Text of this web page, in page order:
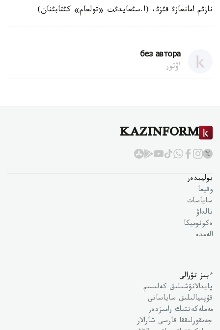
نازئم امانعازئ قئزئ، (ا.سئعايدئث «تولعام» كئتابئنان)
без автора
اۆتور
KAZINFORM
بوليمدەر
وقيعا
ساياسات
تالداۋ
ەكونوميكا
الەمدە
ءبىز تۋرالى
پايدالانۋشىلىق كەلىسىم
قۇپىيالىلىق ساياساتى
مەملەكەتتىك رامىزدەر
جەمقورلىققا قارسى شارالار